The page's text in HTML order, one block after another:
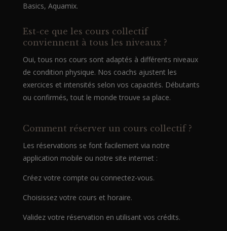
Basics, Aquamix.
Est-ce que les cours collectif
conviennent à tous les niveaux ?
Oui, tous nos cours sont adaptés à différents niveaux
de condition physique. Nos coachs ajustent les
exercices et intensités selon vos capacités. Débutants
ou confirmés, tout le monde trouve sa place.
Comment réserver un cours collectif ?
Les réservations se font facilement via notre
application mobile ou notre site internet :
Créez votre compte ou connectez-vous.
Choisissez votre cours et horaire.
Validez votre réservation en utilisant vos crédits.